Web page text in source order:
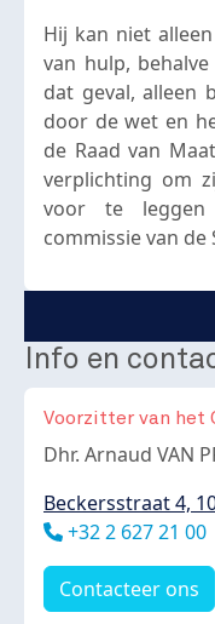
Hij kan niet
van hulp,
dat geval, alleen
door de wet en
de Raad van
verplichting om
voor te leggen
commissie van de
Info en
Voorzitter van het
Body
Dhr. Arnaud VAN
Beckersstraat 4,
Téléphone
+32 2 627 21 00
Contacteer ons